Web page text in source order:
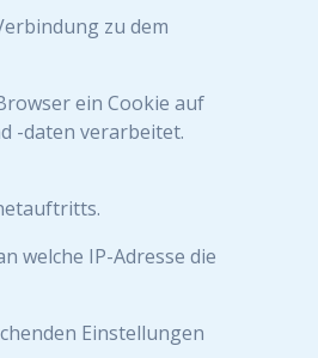
zu dem
ein Cookie auf
-daten verarbeitet.
welche IP-Adresse die
Einstellungen